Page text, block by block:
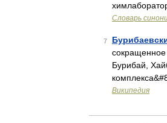
Словарь
7
сокращенное
Бурибай,
Википедия